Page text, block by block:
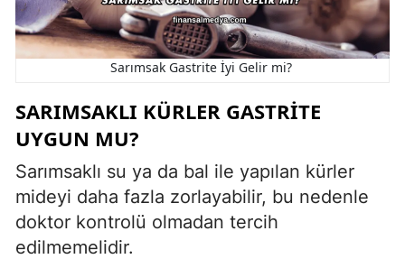
Sarımsak Gastrite İyi Gelir mi?
SARIMSAKLI KÜRLER GASTRITE
UYGUN MU?
Sarımsaklı su ya da bal ile yapılan kürler
mideyi daha fazla zorlayabilir, bu nedenle
doktor kontrolü olmadan tercih
edilmemelidir.